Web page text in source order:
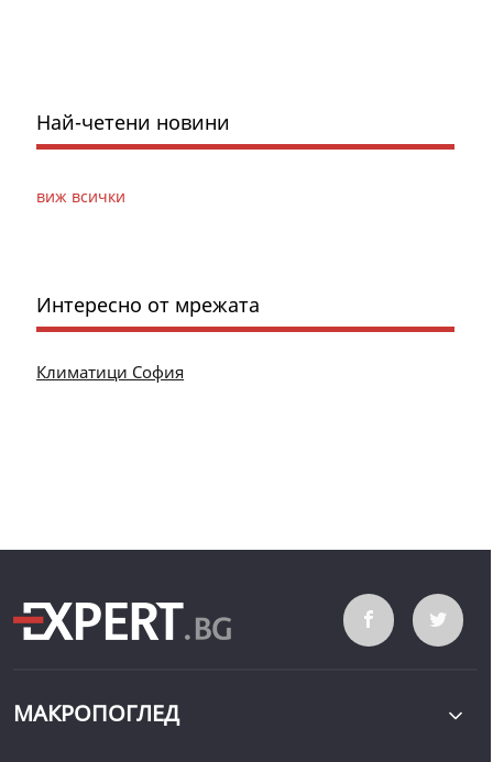
Най-четени новини
виж всички
Интересно от мрежата
Климатици София
МАКРОПОГЛЕД